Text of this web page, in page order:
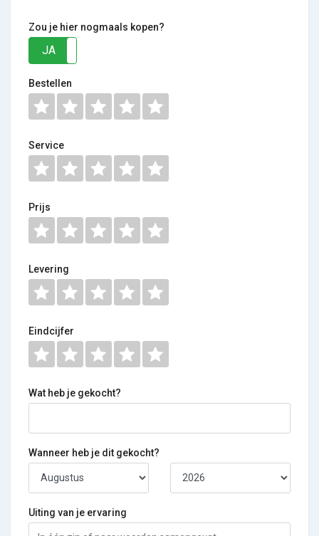
Zou je hier nogmaals kopen?
JA
Bestellen
Service
Prijs
Levering
Eindcijfer
Wat heb je gekocht?
Wanneer heb je dit gekocht?
Uiting van je ervaring